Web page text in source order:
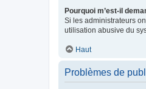
Pourquoi m’est-il
Si les administrateurs
utilisation abusive du
Haut
Problèmes de